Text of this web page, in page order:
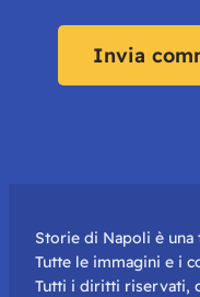
Storie di Napoli è
Tutte le immagini e i
Tutti i diritti riservati,